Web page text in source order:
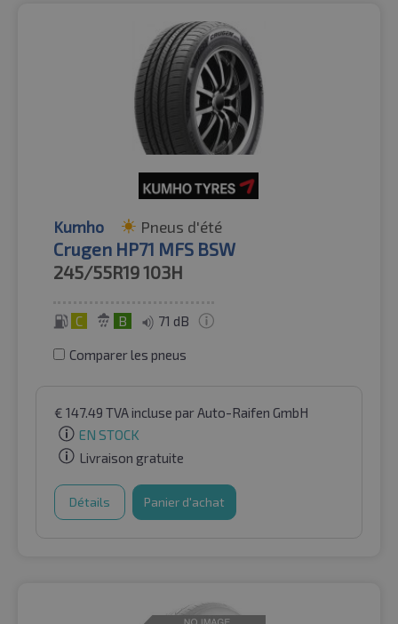
Kumho Pneus d'été
Crugen HP71 MFS BSW
245/55R19103H
C B 71 dB
Comparer les pneus
€ 147.49 TVA incluse par Auto-Raifen GmbH
EN STOCK
Livraison gratuite
Détails Panier d'achat